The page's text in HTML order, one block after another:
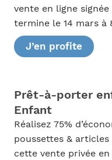
vente en ligne signée
termine le 14 mars à
J’en profite
Prêt-à-porter
Enfant
Réalisez 75%
poussettes &
cette vente privée